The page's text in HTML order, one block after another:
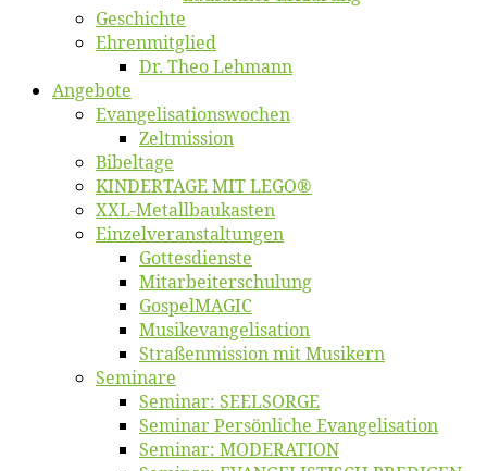
Ge­schich­te
Eh­ren­mit­glied
Dr. Theo Lehmann
An­ge­bo­te
Evangelisa­tions­wo­chen
Zelt­mis­si­on
Bi­bel­ta­ge
KINDERTAGE MIT LEGO®
XXL-Me­­tal­l­­bau­­kas­­ten
Einzelver­an­stal­tungen
Got­tes­diens­te
Mitarbeiter­schulung
Gos­pel­MA­GIC
Musikevan­ge­li­sa­tion
Straßenmis­sion mit Musikern
Se­mi­na­re
Se­mi­nar: SEELSORGE
Se­mi­nar Per­sön­li­che Evangelisation
Se­mi­nar: MODERATION